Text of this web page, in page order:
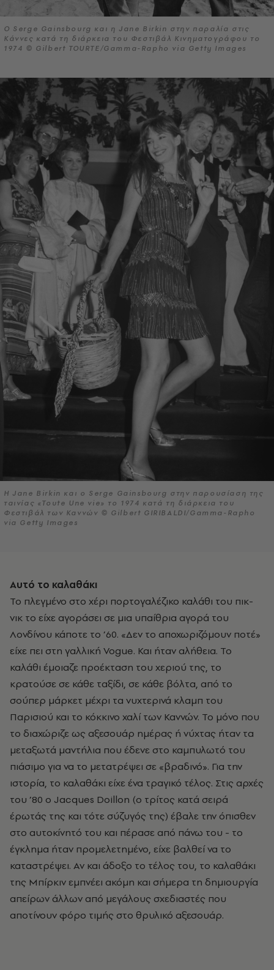
Ο Serge Gainsbourg και η Jane Birkin στην παραλία στις
Κάννες κατά τη διάρκεια του Φεστιβάλ Κινηματογράφου το
1974 © Gilbert TOURTE/Gamma-Rapho via Getty Images
Η Jane Birkin και ο Serge Gainsbourg στην παρουσίαση της
ταινίας «Toute Une vie» το 1974 κατά τη διάρκεια του
Φεστιβάλ των Καννών © Gilbert GIRIBALDI/Gamma-Rapho
via Getty Images
Αυτό το καλαθάκι
Το πλεγμένο στο χέρι πορτογαλέζικο καλάθι του πικ-
νικ το είχε αγοράσει σε μια υπαίθρια αγορά του
Λονδίνου κάποτε το ’60. «Δεν το αποχωριζόμουν ποτέ»
είχε πει στη γαλλική Vogue. Και ήταν αλήθεια. Το
καλάθι έμοιαζε προέκταση του χεριού της, το
κρατούσε σε κάθε ταξίδι, σε κάθε βόλτα, από το
σούπερ μάρκετ μέχρι τα νυχτερινά κλαμπ του
Παρισιού και το κόκκινο χαλί των Καννών. Το μόνο που
το διαχώριζε ως αξεσουάρ ημέρας ή νύχτας ήταν τα
μεταξωτά μαντήλια που έδενε στο καμπυλωτό του
πιάσιμο για να το μετατρέψει σε «βραδινό». Για την
ιστορία, το καλαθάκι είχε ένα τραγικό τέλος. Στις αρχές
του ’80 ο Jacques Doillon (ο τρίτος κατά σειρά
έρωτάς της και τότε σύζυγός της) έβαλε την όπισθεν
στο αυτοκίνητό του και πέρασε από πάνω του - το
έγκλημα ήταν προμελετημένο, είχε βαλθεί να το
καταστρέψει. Αν και άδοξο το τέλος του, το καλαθάκι
της Μπίρκιν εμπνέει ακόμη και σήμερα τη δημιουργία
απείρων άλλων από μεγάλους σχεδιαστές που
αποτίνουν φόρο τιμής στο θρυλικό αξεσουάρ.